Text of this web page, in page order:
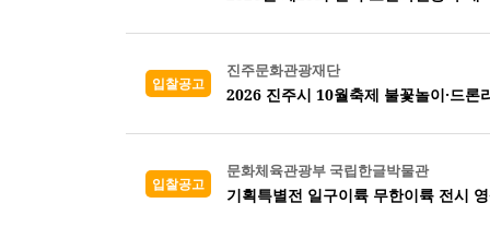
입찰공고
진주문화관광재단
2026 진주시 10월축제 불꽃놀이·드론
입찰공고
문화체육관광부 국립한글박물관
기획특별전 일구이륙 무한이륙 전시